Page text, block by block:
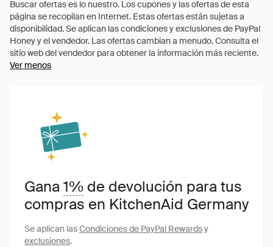
Ver menos
Gana1% de devolución para tus
compras en KitchenAid Germany
Se aplican lasCondiciones de PayPal Rewardsy
exclusiones.